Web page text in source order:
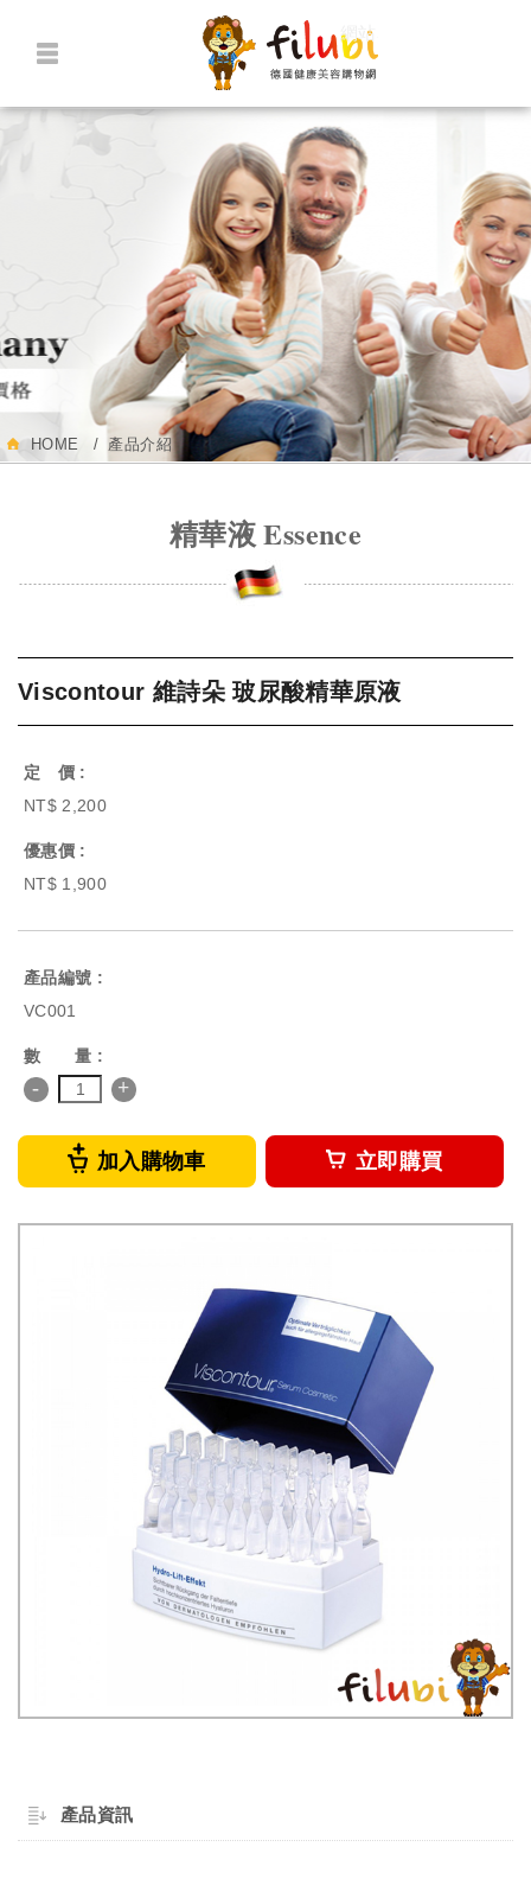
網站名稱
HOME 產品介紹
精華液 Essence
Viscontour 維詩朵 玻尿酸精華原液
定 價 :
NT$ 2,200
優惠價 :
NT$ 1,900
產品編號 :
VC001
數 量 :
- +
加入購物車 立即購買
產品資訊